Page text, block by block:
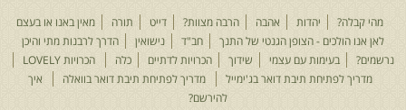
מהי קבלה? יהדות אהבה הרבה מצוות? דייט תורה
מאין באנו או בעצם
לאן אנו הולכים - הצופן הגנטי של התנך
חב"ד נישואין
הדרך לרבנות מתי והיכן
נרשמים?
בעימות עם עצמי שידוך הכרויות לדתיים כלה
הכרויות LOVELY
מדריך לפתיחת תיבת דואר בג'ימייל
מדריך לפתיחת תיבת דואר בוואלה
איך
להירשם?